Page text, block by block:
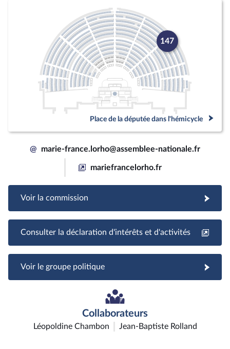
147
Place de la députée dans l'hémicycle
@ marie-france.lorho@assemblee-nationale.fr
mariefrancelorho.fr
Voir la commission
Consulter la déclaration d'intérêts et d'activités
Voir le groupe politique
Collaborateurs
Léopoldine Chambon Jean-Baptiste Rolland